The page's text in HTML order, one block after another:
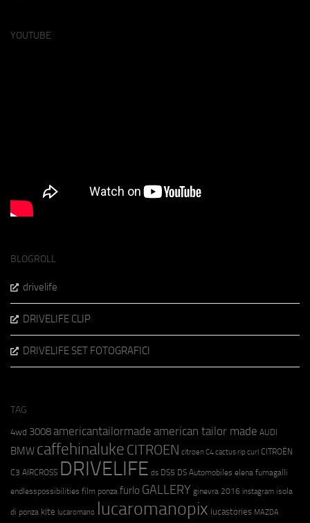
YOUTUBE
BLOGROLL
drivelife
DRIVELIFE CLIP
DRIVELIFE SET FOTOGRAFICI
TAG
4wd 3008americantailormade american tailor made AUDI
BMW caffehinaluke CITROEN citroen C4 cactus rip curl CITROËN
C3 AIRCROSS DRIVELIFE ds DS5 DS Automobiles elena fumagalli
endlesspossibilities film ponza furlo GALLERY ginevra 2016 instagram isola
di ponza kite lucaromano lucaromanopix lucastories MAZDA